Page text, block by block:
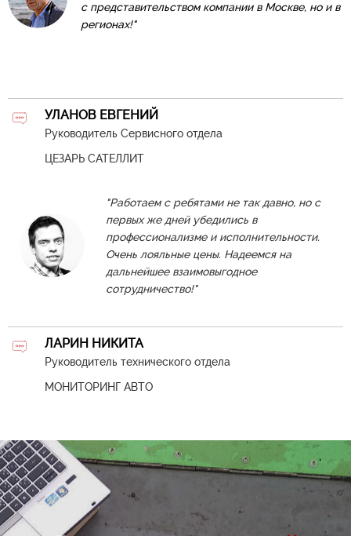
с представительством компании в Москве, но и в
регионах!"
УЛАНОВ ЕВГЕНИЙ
Руководитель Сервисного отдела
ЦЕЗАРЬ САТЕЛЛИТ
"Работаем с ребятами не так давно, но с
первых же дней убедились в
профессионализме и исполнительности.
Очень лояльные цены. Надеемся на
дальнейшее взаимовыгодное
сотрудничество!"
ЛАРИН НИКИТА
Руководитель технического отдела
МОНИТОРИНГ АВТО